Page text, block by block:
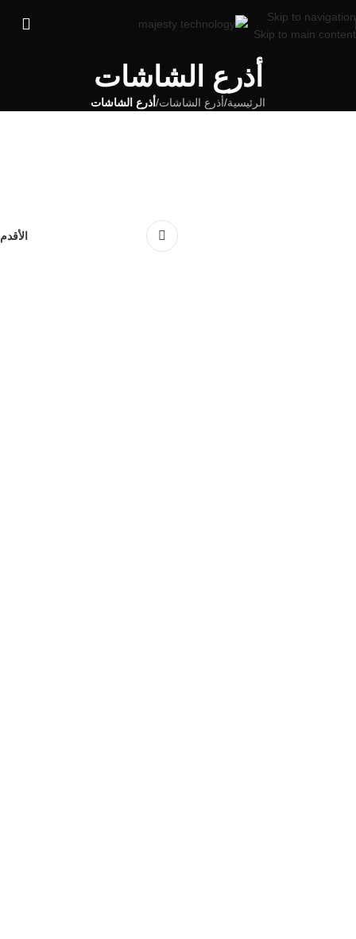
Skip to navigation
Skip to main content
أذرع الشاشات
الرئيسية/أذرع الشاشات/ أذرع الشاشات
الأقدم